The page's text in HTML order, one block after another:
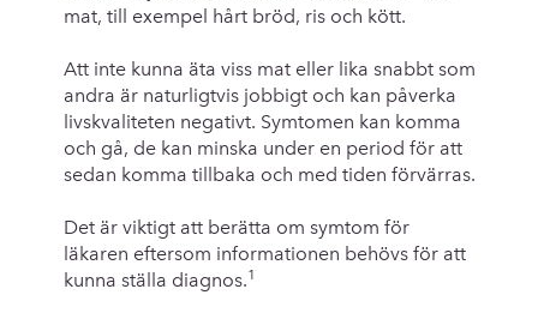
mat, till exempel hårt bröd, ris och kött.
Att inte kunna äta viss mat eller lika snabbt som
andra är naturligtvis jobbigt och kan påverka
livskvaliteten negativt. Symtomen kan komma
och gå, de kan minska under en period för att
sedan komma tillbaka och med tiden förvärras.
Det är viktigt att berätta om symtom för
läkaren eftersom informationen behövs för att
kunna ställa diagnos.1